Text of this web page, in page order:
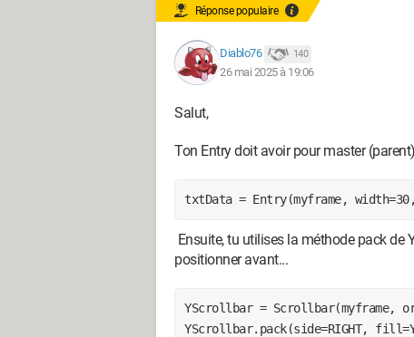
        lstBox.delete(ANCHOR)
        txtData.delete(0, END)
    else:
    lstBox.delete(ANCHOR) # data de lstbox va effecer
    id=lstBox.curselection()
    data=lstBox.get(id)
def deleteall():
Réponse populaire
Diablo76 140
26 mai 2025 à 19:06
Salut,
Ton Entry doit avoir pour master
txtData = Entry(myframe,
Ensuite, tu utilises la méthode pack de
positionner avant...
YScrollbar = Scrollbar(myframe,
YScrollbar.pack(side=RIGHT,